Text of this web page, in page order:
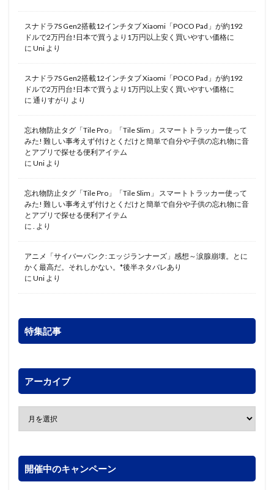
スナドラ7S Gen2搭載12インチタブ Xiaomi「POCO Pad」が約192
ドルで2万円台!日本で買うより1万円以上安く買いやすい価格に
に Uni より
スナドラ7S Gen2搭載12インチタブ Xiaomi「POCO Pad」が約192
ドルで2万円台!日本で買うより1万円以上安く買いやすい価格に
に 通りすがり より
忘れ物防止タグ「Tile Pro」「Tile Slim」 スマートトラッカー使って
みた! 難しい事考えず付けとくだけと簡単で自分や子供の忘れ物に音
とアプリで探せる便利アイテム
に Uni より
忘れ物防止タグ「Tile Pro」「Tile Slim」 スマートトラッカー使って
みた! 難しい事考えず付けとくだけと簡単で自分や子供の忘れ物に音
とアプリで探せる便利アイテム
に . より
アニメ「サイバーパンク: エッジランナーズ」感想～涙腺崩壊。とに
かく最高だ。それしかない。*後半ネタバレあり
に Uni より
特集記事
アーカイブ
開催中のキャンペーン